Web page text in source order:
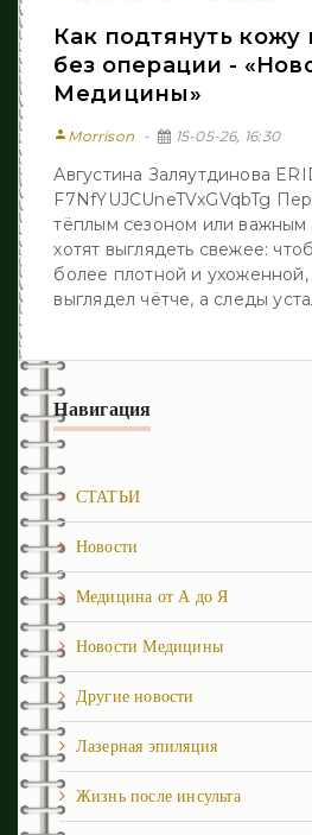
Неворология
Лазерная эпиляция
Как подтянуть кожу
без операции -
Медицины»
person Morrison 15-05-26, 16:30
Августина Заляутдинова
F7NfYUJCUneTVxGVqbTg
тёплым сезоном или
хотят выглядеть свежее:
более плотной и ухоженной,
выглядел чётче, а следы
Навигация
СТАТЬИ
Новости
Медицина от А до Я
Новости Медицины
Другие новости
Лазерная эпиляция
Жизнь после инcульта